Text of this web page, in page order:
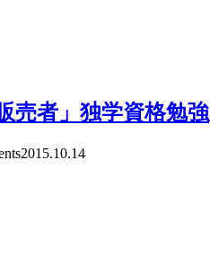
売者」独学資格勉強
2015.10.14